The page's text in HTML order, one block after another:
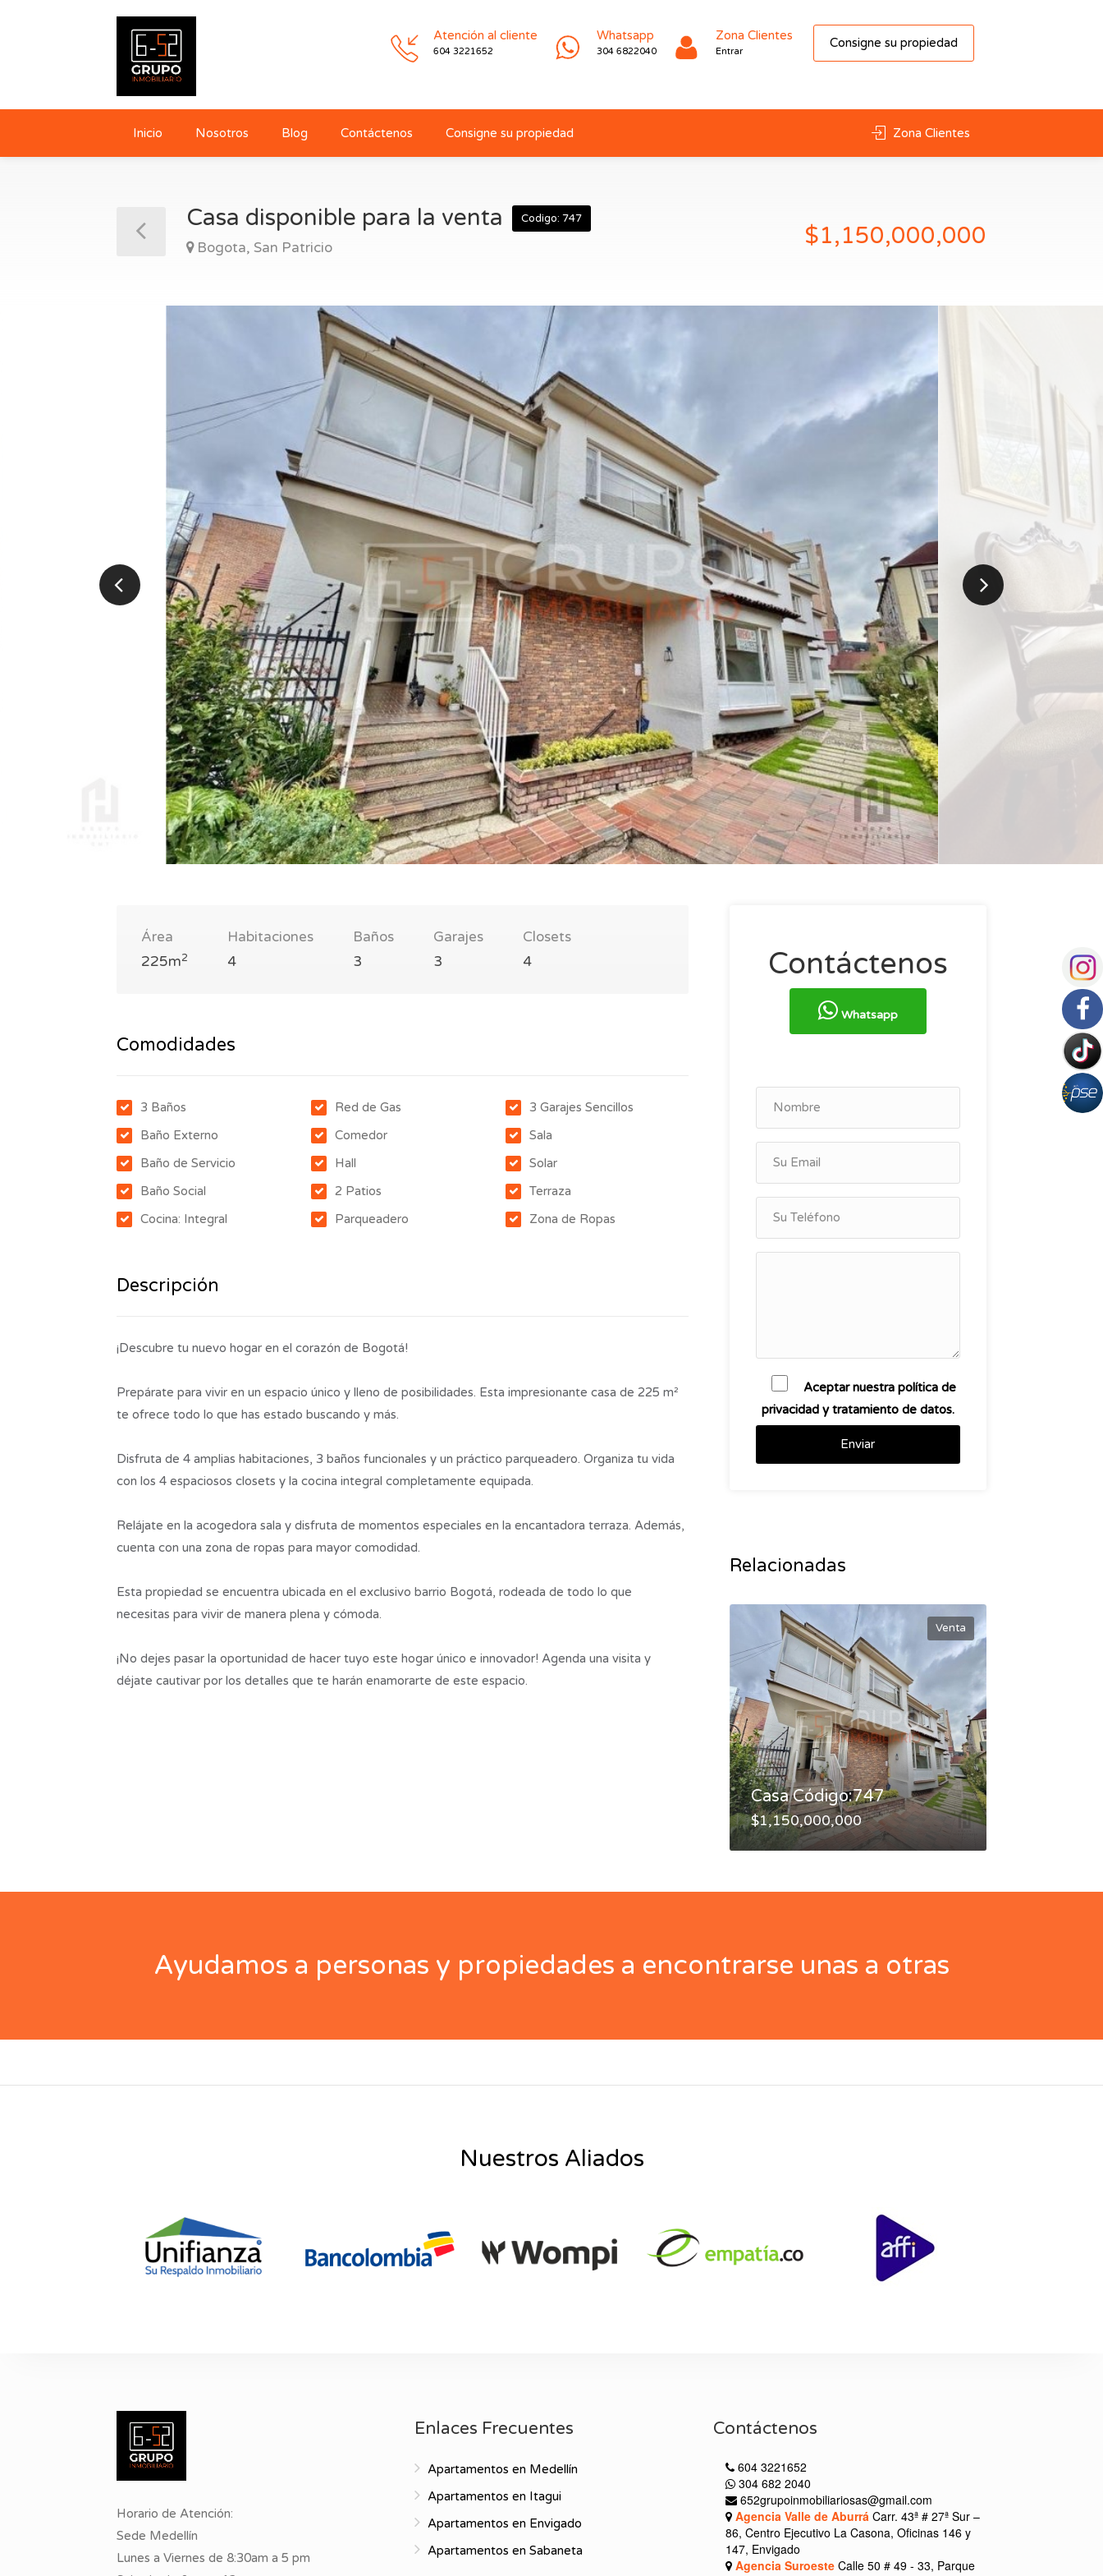
Consigne su propiedad
Atención al cliente
604 3221652
Whatsapp
304 6822040
Zona Clientes
Entrar
Inicio Nosotros Blog Contáctenos Consigne su propiedad Zona Clientes
Casa disponible para la venta Codigo: 747
Bogota, San Patricio $1,150,000,000
Área
225m2
Habitaciones
4
Baños
3
Garajes
3
Closets
4
Comodidades
3 Baños
Baño Externo
Baño de Servicio
Baño Social
Cocina: Integral
Red de Gas
Comedor
Hall
2 Patios
Parqueadero
3 Garajes Sencillos
Sala
Solar
Terraza
Zona de Ropas
Descripción
¡Descubre tu nuevo hogar en el corazón de Bogotá!
Prepárate para vivir en un espacio único y lleno de posibilidades. Esta impresionante casa de 225 m²
te ofrece todo lo que has estado buscando y más.
Disfruta de 4 amplias habitaciones, 3 baños funcionales y un práctico parqueadero. Organiza tu vida
con los 4 espaciosos closets y la cocina integral completamente equipada.
Relájate en la acogedora sala y disfruta de momentos especiales en la encantadora terraza. Además,
cuenta con una zona de ropas para mayor comodidad.
Esta propiedad se encuentra ubicada en el exclusivo barrio Bogotá, rodeada de todo lo que
necesitas para vivir de manera plena y cómoda.
¡No dejes pasar la oportunidad de hacer tuyo este hogar único e innovador! Agenda una visita y
déjate cautivar por los detalles que te harán enamorarte de este espacio.
Contáctenos
Whatsapp
Aceptar nuestra política de
privacidad y tratamiento de datos.
Enviar
Relacionadas
Venta
Casa Código:747
$1,150,000,000
Ayudamos a personas y propiedades a encontrarse unas a otras
Nuestros Aliados
Horario de Atención:
Sede Medellín
Lunes a Viernes de 8:30am a 5 pm
Enlaces Frecuentes
Apartamentos en Medellín
Apartamentos en Itagui
Apartamentos en Envigado
Apartamentos en Sabaneta
Contáctenos
604 3221652
304 682 2040
652grupoinmobiliariosas@gmail.com
Agencia Valle de AburráCarr. 43ª # 27ª Sur –
86, Centro Ejecutivo La Casona, Oficinas 146 y
147, Envigado
Agencia SuroesteCalle 50 # 49 - 33, Parque